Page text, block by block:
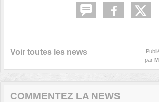
Voir toutes les news
par
COMMENTEZ LA NEWS